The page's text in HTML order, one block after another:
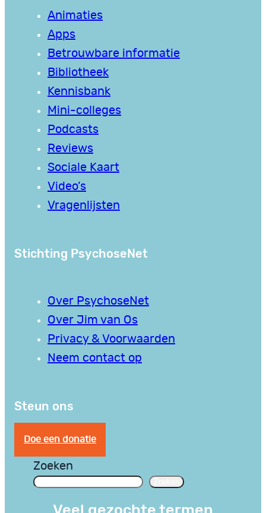
Animaties
Apps
Betrouwbare informatie
Bibliotheek
Kennisbank
Mini-colleges
Podcasts
Reviews
Sociale Kaart
Video’s
Vragenlijsten
Stichting PsychoseNet
Over PsychoseNet
Over Jim van Os
Privacy & Voorwaarden
Neem contact op
Steun ons
Doe een donatie
Zoeken